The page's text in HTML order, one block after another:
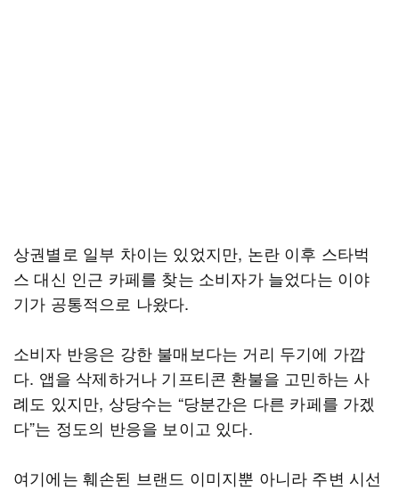
상권별로 일부 차이는 있었지만, 논란 이후 스타벅
스 대신 인근 카페를 찾는 소비자가 늘었다는 이야
기가 공통적으로 나왔다.
소비자 반응은 강한 불매보다는 거리 두기에 가깝
다. 앱을 삭제하거나 기프티콘 환불을 고민하는 사
례도 있지만, 상당수는 “당분간은 다른 카페를 가겠
다”는 정도의 반응을 보이고 있다.
여기에는 훼손된 브랜드 이미지뿐 아니라 주변 시선